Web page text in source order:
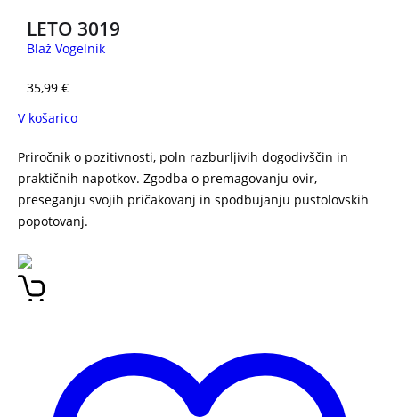
LETO 3019
Blaž Vogelnik
35,99 €
V košarico
Priročnik o pozitivnosti, poln razburljivih dogodivščin in
praktičnih napotkov. Zgodba o premagovanju ovir,
preseganju svojih pričakovanj in spodbujanju pustolovskih
popotovanj.